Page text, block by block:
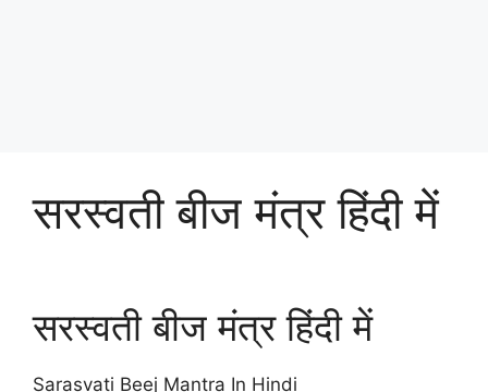
सरस्वती बीज मंत्र हिंदी में
सरस्वती बीज मंत्र हिंदी में
Sarasvati Beej Mantra In Hindi